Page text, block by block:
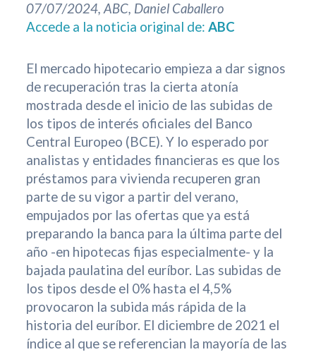
07/07/2024, ABC, Daniel Caballero
Accede a la noticia original de: ABC
El mercado hipotecario empieza a dar signos
de recuperación tras la cierta atonía
mostrada desde el inicio de las subidas de
los tipos de interés oficiales del Banco
Central Europeo (BCE). Y lo esperado por
analistas y entidades financieras es que los
préstamos para vivienda recuperen gran
parte de su vigor a partir del verano,
empujados por las ofertas que ya está
preparando la banca para la última parte del
año -en hipotecas fijas especialmente- y la
bajada paulatina del euríbor. Las subidas de
los tipos desde el 0% hasta el 4,5%
provocaron la subida más rápida de la
historia del euríbor. El diciembre de 2021 el
índice al que se referencian la mayoría de las